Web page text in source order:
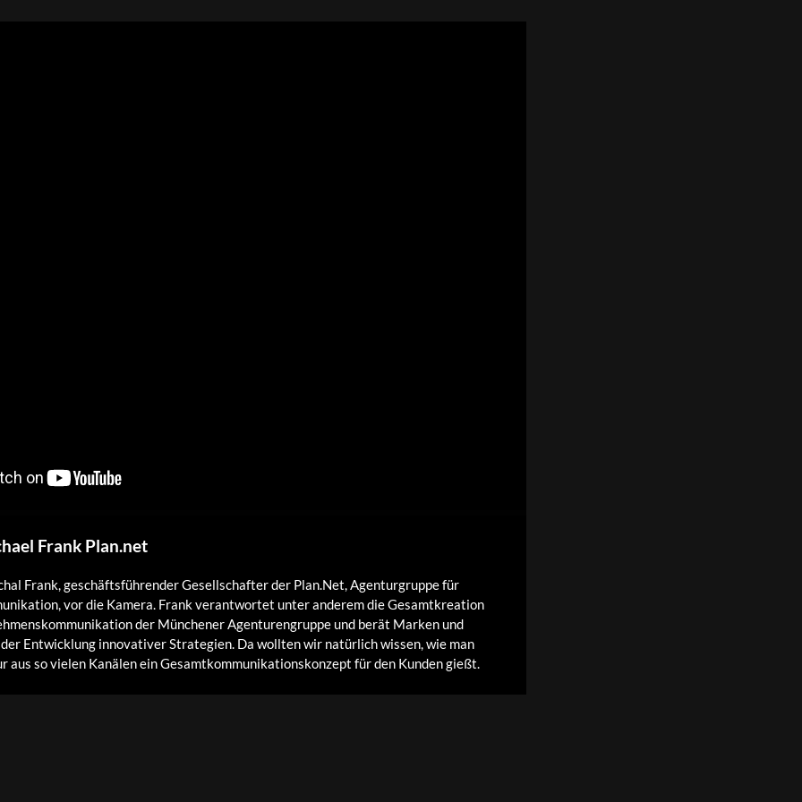
Frank Plan.net
Frank, geschäftsführender Gesellschafter der Plan.Net, Agenturgruppe für
vor die Kamera. Frank verantwortet unter anderem die Gesamtkreation
der Münchener Agenturengruppe und berät Marken und
Entwicklung innovativer Strategien. Da wollten wir natürlich wissen, wie man
aus so vielen Kanälen ein Gesamtkommunikationskonzept für den Kunden gießt.